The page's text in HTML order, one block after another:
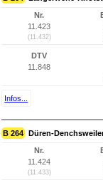
Nr.
11.423
(11.432)
DTV
11.848
Infos...
B 264 Düren-
Nr.
11.424
(11.433)